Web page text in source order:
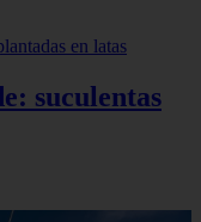
suculentas